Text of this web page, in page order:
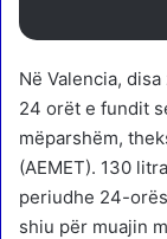
Në Valencia,
24 orët e fundit
mëparshëm,
(AEMET). 130
periudhe 24-
shiu për muajin